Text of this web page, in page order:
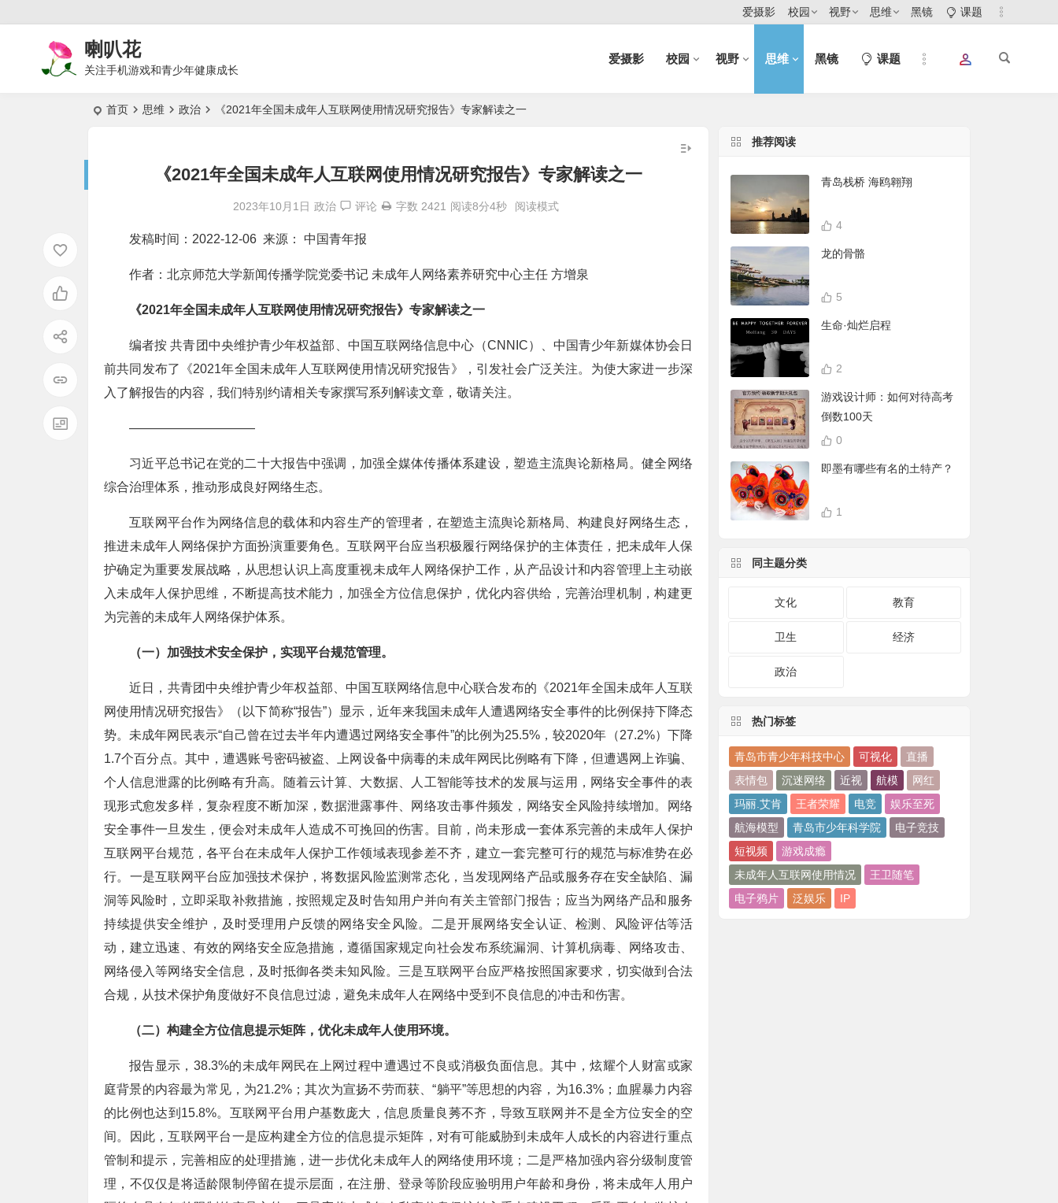
爱摄影 校园 视野 思维 黑镜 课题
喇叭花
关注手机游戏和青少年健康成长
爱摄影 校园 视野 思维 黑镜 课题
首页 思维 政治 《2021年全国未成年人互联网使用情况研究报告》专家解读之一
《2021年全国未成年人互联网使用情况研究报告》专家解读之一
2023年10月1日 政治 评论 字数 2421 阅读8分4秒 阅读模式
发稿时间：2022-12-06 来源： 中国青年报
作者：北京师范大学新闻传播学院党委书记 未成年人网络素养研究中心主任 方增泉
《2021年全国未成年人互联网使用情况研究报告》专家解读之一
编者按 共青团中央维护青少年权益部、中国互联网络信息中心（CNNIC）、中国青少年新媒体协会日
前共同发布了《2021年全国未成年人互联网使用情况研究报告》，引发社会广泛关注。为使大家进一步深
入了解报告的内容，我们特别约请相关专家撰写系列解读文章，敬请关注。
——————————
习近平总书记在党的二十大报告中强调，加强全媒体传播体系建设，塑造主流舆论新格局。健全网络
综合治理体系，推动形成良好网络生态。
互联网平台作为网络信息的载体和内容生产的管理者，在塑造主流舆论新格局、构建良好网络生态，
推进未成年人网络保护方面扮演重要角色。互联网平台应当积极履行网络保护的主体责任，把未成年人保
护确定为重要发展战略，从思想认识上高度重视未成年人网络保护工作，从产品设计和内容管理上主动嵌
入未成年人保护思维，不断提高技术能力，加强全方位信息保护，优化内容供给，完善治理机制，构建更
为完善的未成年人网络保护体系。
（一）加强技术安全保护，实现平台规范管理。
近日，共青团中央维护青少年权益部、中国互联网络信息中心联合发布的《2021年全国未成年人互联
网使用情况研究报告》（以下简称“报告”）显示，近年来我国未成年人遭遇网络安全事件的比例保持下降态
势。未成年网民表示“自己曾在过去半年内遭遇过网络安全事件”的比例为25.5%，较2020年（27.2%）下降
1.7个百分点。其中，遭遇账号密码被盗、上网设备中病毒的未成年网民比例略有下降，但遭遇网上诈骗、
个人信息泄露的比例略有升高。随着云计算、大数据、人工智能等技术的发展与运用，网络安全事件的表
现形式愈发多样，复杂程度不断加深，数据泄露事件、网络攻击事件频发，网络安全风险持续增加。网络
安全事件一旦发生，便会对未成年人造成不可挽回的伤害。目前，尚未形成一套体系完善的未成年人保护
互联网平台规范，各平台在未成年人保护工作领域表现参差不齐，建立一套完整可行的规范与标准势在必
行。一是互联网平台应加强技术保护，将数据风险监测常态化，当发现网络产品或服务存在安全缺陷、漏
洞等风险时，立即采取补救措施，按照规定及时告知用户并向有关主管部门报告；应当为网络产品和服务
持续提供安全维护，及时受理用户反馈的网络安全风险。二是开展网络安全认证、检测、风险评估等活
动，建立迅速、有效的网络安全应急措施，遵循国家规定向社会发布系统漏洞、计算机病毒、网络攻击、
网络侵入等网络安全信息，及时抵御各类未知风险。三是互联网平台应严格按照国家要求，切实做到合法
合规，从技术保护角度做好不良信息过滤，避免未成年人在网络中受到不良信息的冲击和伤害。
（二）构建全方位信息提示矩阵，优化未成年人使用环境。
报告显示，38.3%的未成年网民在上网过程中遭遇过不良或消极负面信息。其中，炫耀个人财富或家
庭背景的内容最为常见，为21.2%；其次为宣扬不劳而获、“躺平”等思想的内容，为16.3%；血腥暴力内容
的比例也达到15.8%。互联网平台用户基数庞大，信息质量良莠不齐，导致互联网并不是全方位安全的空
间。因此，互联网平台一是应构建全方位的信息提示矩阵，对有可能威胁到未成年人成长的内容进行重点
管制和提示，完善相应的处理措施，进一步优化未成年人的网络使用环境；二是严格加强内容分级制度管
理，不仅仅是将适龄限制停留在提示层面，在注册、登录等阶段应验明用户年龄和身份，将未成年人用户
推荐阅读
青岛栈桥 海鸥翱翔
4
龙的骨骼
5
生命·灿烂启程
2
游戏设计师：如何对待高考
倒数100天
0
即墨有哪些有名的土特产？
1
同主题分类
文化 教育
卫生 经济
政治
热门标签
青岛市青少年科技中心 可视化
直播
表情包
沉迷网络 近视 航模
网红
玛丽.艾肯
王者荣耀 电竞
娱乐至死
航海模型
青岛市少年科学院
电子竞技
短视频
游戏成瘾
未成年人互联网使用情况
王卫随笔
电子鸦片
泛娱乐 IP